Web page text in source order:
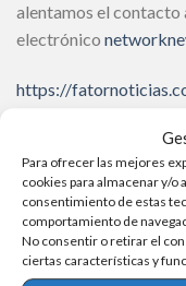
Para ofrecer las mejores
cookies para almacenar y/o
consentimiento de estas
comportamiento de
No consentir o retirar el
ciertas características y
alentamos el contacto
electrónico
https://
https://
Únete a Nosotros en
Te invitamos a
nosotros.